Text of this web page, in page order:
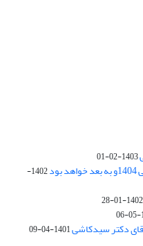
1403-02-01
1402-
1402-01-28
دکتر سیدکاشی1401-04-09